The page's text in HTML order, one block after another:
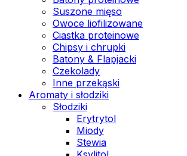
Suszone mięso
Owoce liofilizowane
Ciastka proteinowe
Chipsy i chrupki
Batony & Flapjacki
Czekolady
Inne przekąski
Aromaty i słodziki
Słodziki
Erytrytol
Miody
Stewia